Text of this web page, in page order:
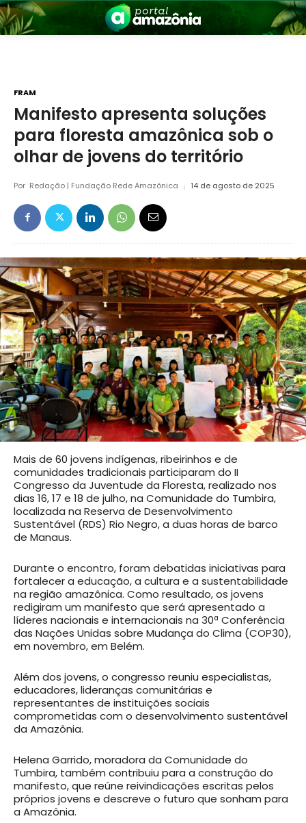
Amazônia
FRAM
Manifesto apresenta soluções
para floresta amazônica sob o
olhar de jovens do território
Por Redação | Fundação Rede Amazônica 14 de agosto de 2025
Mais de 60 jovens indígenas, ribeirinhos e de
comunidades tradicionais participaram do II
Congresso da Juventude da Floresta, realizado nos
dias 16, 17 e 18 de julho, na Comunidade do Tumbira,
localizada na Reserva de Desenvolvimento
Sustentável (RDS) Rio Negro, a duas horas de barco
de Manaus.
Durante o encontro, foram debatidas iniciativas para
fortalecer a educação, a cultura e a sustentabilidade
na região amazônica. Como resultado, os jovens
redigiram um manifesto que será apresentado a
líderes nacionais e internacionais na 30ª Conferência
das Nações Unidas sobre Mudança do Clima (COP30),
em novembro, em Belém.
Além dos jovens, o congresso reuniu especialistas,
educadores, lideranças comunitárias e
representantes de instituições sociais
comprometidas com o desenvolvimento sustentável
da Amazônia.
Helena Garrido, moradora da Comunidade do
Tumbira, também contribuiu para a construção do
manifesto, que reúne reivindicações escritas pelos
próprios jovens e descreve o futuro que sonham para
a Amazônia.